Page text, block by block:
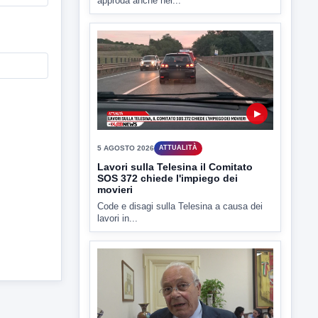
▶
5 AGOSTO 2026 ATTUALITÀ
Lavori sulla Telesina il Comitato
SOS 372 chiede l'impiego dei
movieri
Code e disagi sulla Telesina a causa dei
lavori in...